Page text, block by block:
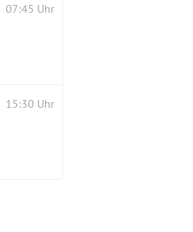
07:45 Uhr
15:30 Uhr